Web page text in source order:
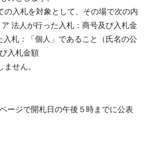
の入札を対象として、その場で次の内
法人が行った入札：商号及び入札金
札：「個人」であること（氏名の公
入札金額
せん。
ージで開札日の午後５時までに公表